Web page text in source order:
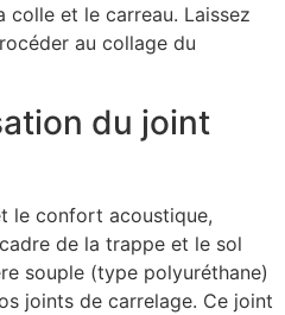
colle et le carreau. Laissez
au collage du
du joint
le confort acoustique,
de la trappe et le sol
souple (type polyuréthane)
joints de carrelage. Ce joint